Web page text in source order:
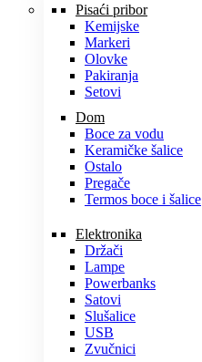
Pisaći pribor
Kemijske
Markeri
Olovke
Pakiranja
Setovi
Dom
Boce za vodu
Keramičke šalice
Ostalo
Pregače
Termos boce i šalice
Elektronika
Držači
Lampe
Powerbanks
Satovi
Slušalice
USB
Zvučnici